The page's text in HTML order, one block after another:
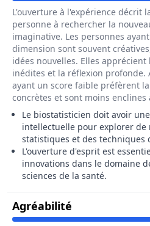
L'ouverture à l'expérience décrit
personne à rechercher la
imaginative. Les personnes
dimension sont souvent
idées nouvelles. Elles apprécient
inédites et la réflexion profonde.
ayant un score faible préfèrent
concrètes et sont moins
Le biostatisticien doit avoir
intellectuelle pour explorer de
statistiques et des techniques
L'ouverture d'esprit est
innovations dans le domaine
sciences de la santé.
Agréabilité Pour Le